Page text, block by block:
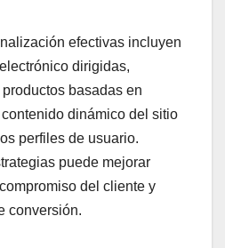
efectivas incluyen
dirigidas,
basadas en
dinámico del sitio
perfiles de usuario.
puede mejorar
del cliente y
conversión.